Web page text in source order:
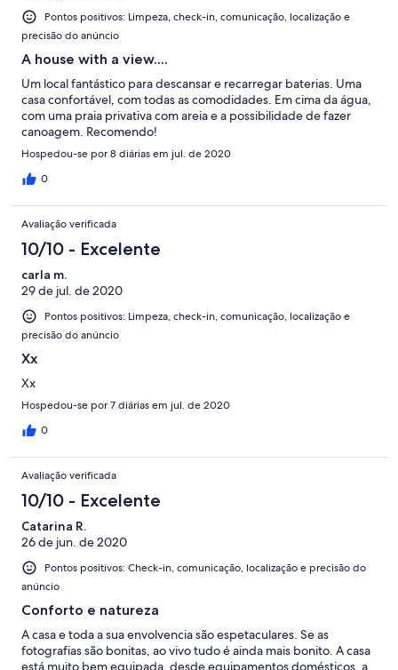
Pontos positivos: Limpeza, check-in, comunicação, localização e
precisão do anúncio
A house with a view....
Um local fantástico para descansar e recarregar baterias. Uma
casa confortável, com todas as comodidades. Em cima da água,
com uma praia privativa com areia e a possibilidade de fazer
canoagem. Recomendo!
Hospedou-se por 8 diárias em jul. de 2020
0
Avaliação verificada
10/10 - Excelente
carla m.
29 de jul. de 2020
Pontos positivos: Limpeza, check-in, comunicação, localização e
precisão do anúncio
Xx
Xx
Hospedou-se por 7 diárias em jul. de 2020
0
Avaliação verificada
10/10 - Excelente
Catarina R.
26 de jun. de 2020
Pontos positivos: Check-in, comunicação, localização e precisão do
anúncio
Conforto e natureza
A casa e toda a sua envolvencia são espetaculares. Se as
fotografias são bonitas, ao vivo tudo é ainda mais bonito. A casa
está muito bem equipada, desde equipamentos domésticos, a